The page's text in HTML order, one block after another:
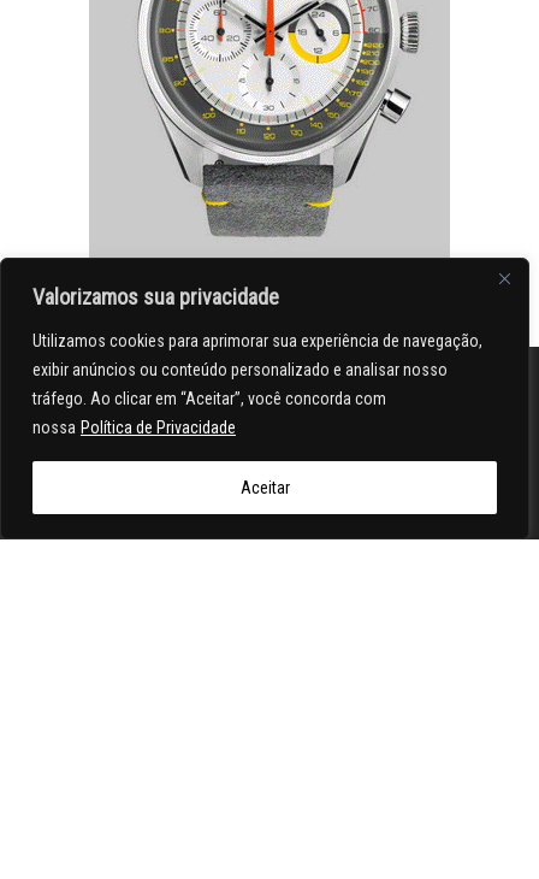
Valorizamos sua privacidade
Utilizamos cookies para aprimorar sua experiência de navegação,
exibir anúncios ou conteúdo personalizado e analisar nosso
tráfego. Ao clicar em “Aceitar”, você concorda com
nossa Política de Privacidade
Aceitar
Seriedade, diversidade e emoção desde de 2008. Conteúdo